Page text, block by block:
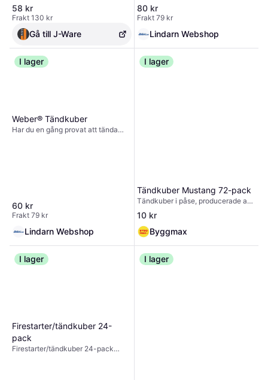
Firelighter Vegetal 96 stk
58 kr
Frakt 130 kr
Gå till J-Ware
eller om du återkallar ditt samtycke
kan detta påverka vissa funktioner
negativt.
80 kr
Frakt 79 kr
Lindarn Webshop
I lager
Weber® Tändkuber
Har du en gång provat att tända
lukten av tändvätska, som även
kan överföras till maten. […]
60 kr
Frakt 79 kr
Lindarn Webshop
I lager
Tändkuber Mustang 72-pack
Tändkuber i påse, producerade av
FCS-märkt trämassa och
vegetabilisk olja. Brinntid cirka 10
minuter. Innehåller inga giftiga
ämnen.
10 kr
Byggmax
I lager
Firestarter/tändkuber 24-
pack
Firestarter/tändkuber 24-pack
I lager